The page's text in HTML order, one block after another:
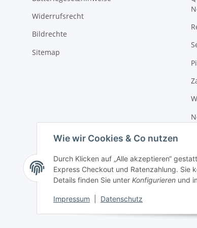
Widerrufsrecht
Bildrechte
Sitemap
Wie wir Cookies & Co nutzen
Durch Klicken auf „Alle akzeptieren“
Express Checkout und Ratenzahlung. Sie
Details finden Sie unter Konfigurieren und
Impressum Datenschutz